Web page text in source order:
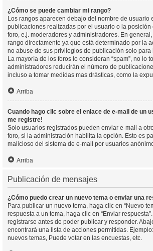
¿Cómo se puede cambiar mi rango?
Los rangos aparecen debajo del nombre de usuario
publicaciones realizadas por el usuario o la posición
foro, e.j. moderadores y administradores. En
rango directamente ya que está determinado por la
no abuse de sus privilegios de publicación solo para
La mayoría de los foros lo consideran “spam”, no lo
administradores reducirán el número de
incluso a tomar medidas mas drásticas, como la
Arriba
Cuando hago clic sobre el enlace de e-mail de un
me registre!
Solo usuarios registrados pueden enviar e-mail a
foro, si la administración habilita la opción. Esto es
malicioso del sistema de e-mail por usuarios
Arriba
Publicación de mensajes
¿Cómo puedo crear un nuevo tema o enviar una
Para publicar un nuevo tema, haga clic en “Nuevo
respuesta a un tema, haga clic en “Enviar
registrarse antes de poder publicar y responder.
encontrará una lista de acciones permitidas.
nuevos temas, Puede votar en las encuestas, etc.